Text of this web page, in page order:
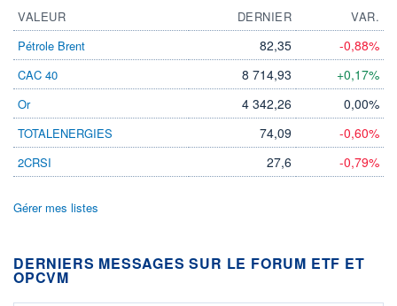
VALEUR DERNIER
VAR.
Pétrole Brent
82,35 -0,88%
CAC 40 8 714,93 +0,17%
Or 4 342,26 0,00%
TOTALENERGIES 74,09 -0,60%
2CRSI 27,6 -0,79%
Gérer mes listes
DERNIERS MESSAGES SUR LE FORUM ETF ET
OPCVM